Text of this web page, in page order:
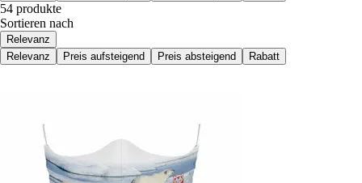
54 produkte
Sortieren nach
Relevanz
Relevanz
Preis aufsteigend Preis absteigend Rabatt